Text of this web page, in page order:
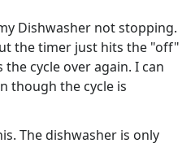
Dishwasher not stopping.
the timer just hits the "off"
cycle over again. I can
though the cycle is
The dishwasher is only